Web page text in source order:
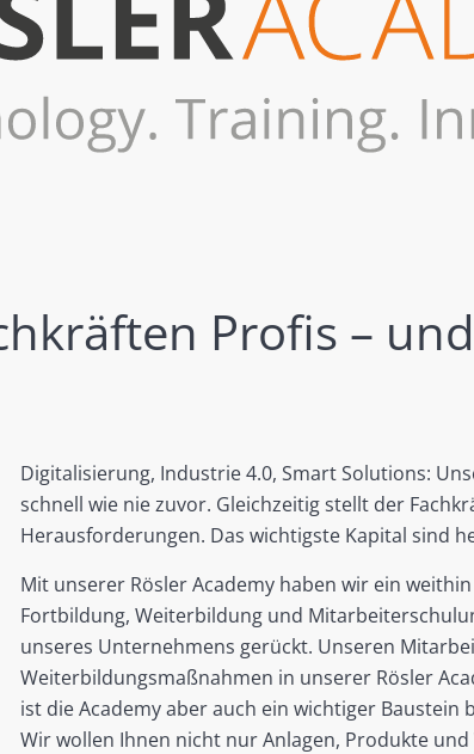
Profis –
Digitalisierung, Industrie 4.0, Smart Solutions:
schnell wie nie zuvor. Gleichzeitig stellt der
Herausforderungen. Das wichtigste Kapital sind
Mit unserer Rösler Academy haben wir ein
Fortbildung, Weiterbildung und
unseres Unternehmens gerückt. Unseren
Weiterbildungsmaßnahmen in unserer Rösler
ist die Academy aber auch ein wichtiger
Wir wollen Ihnen nicht nur Anlagen, Produkte